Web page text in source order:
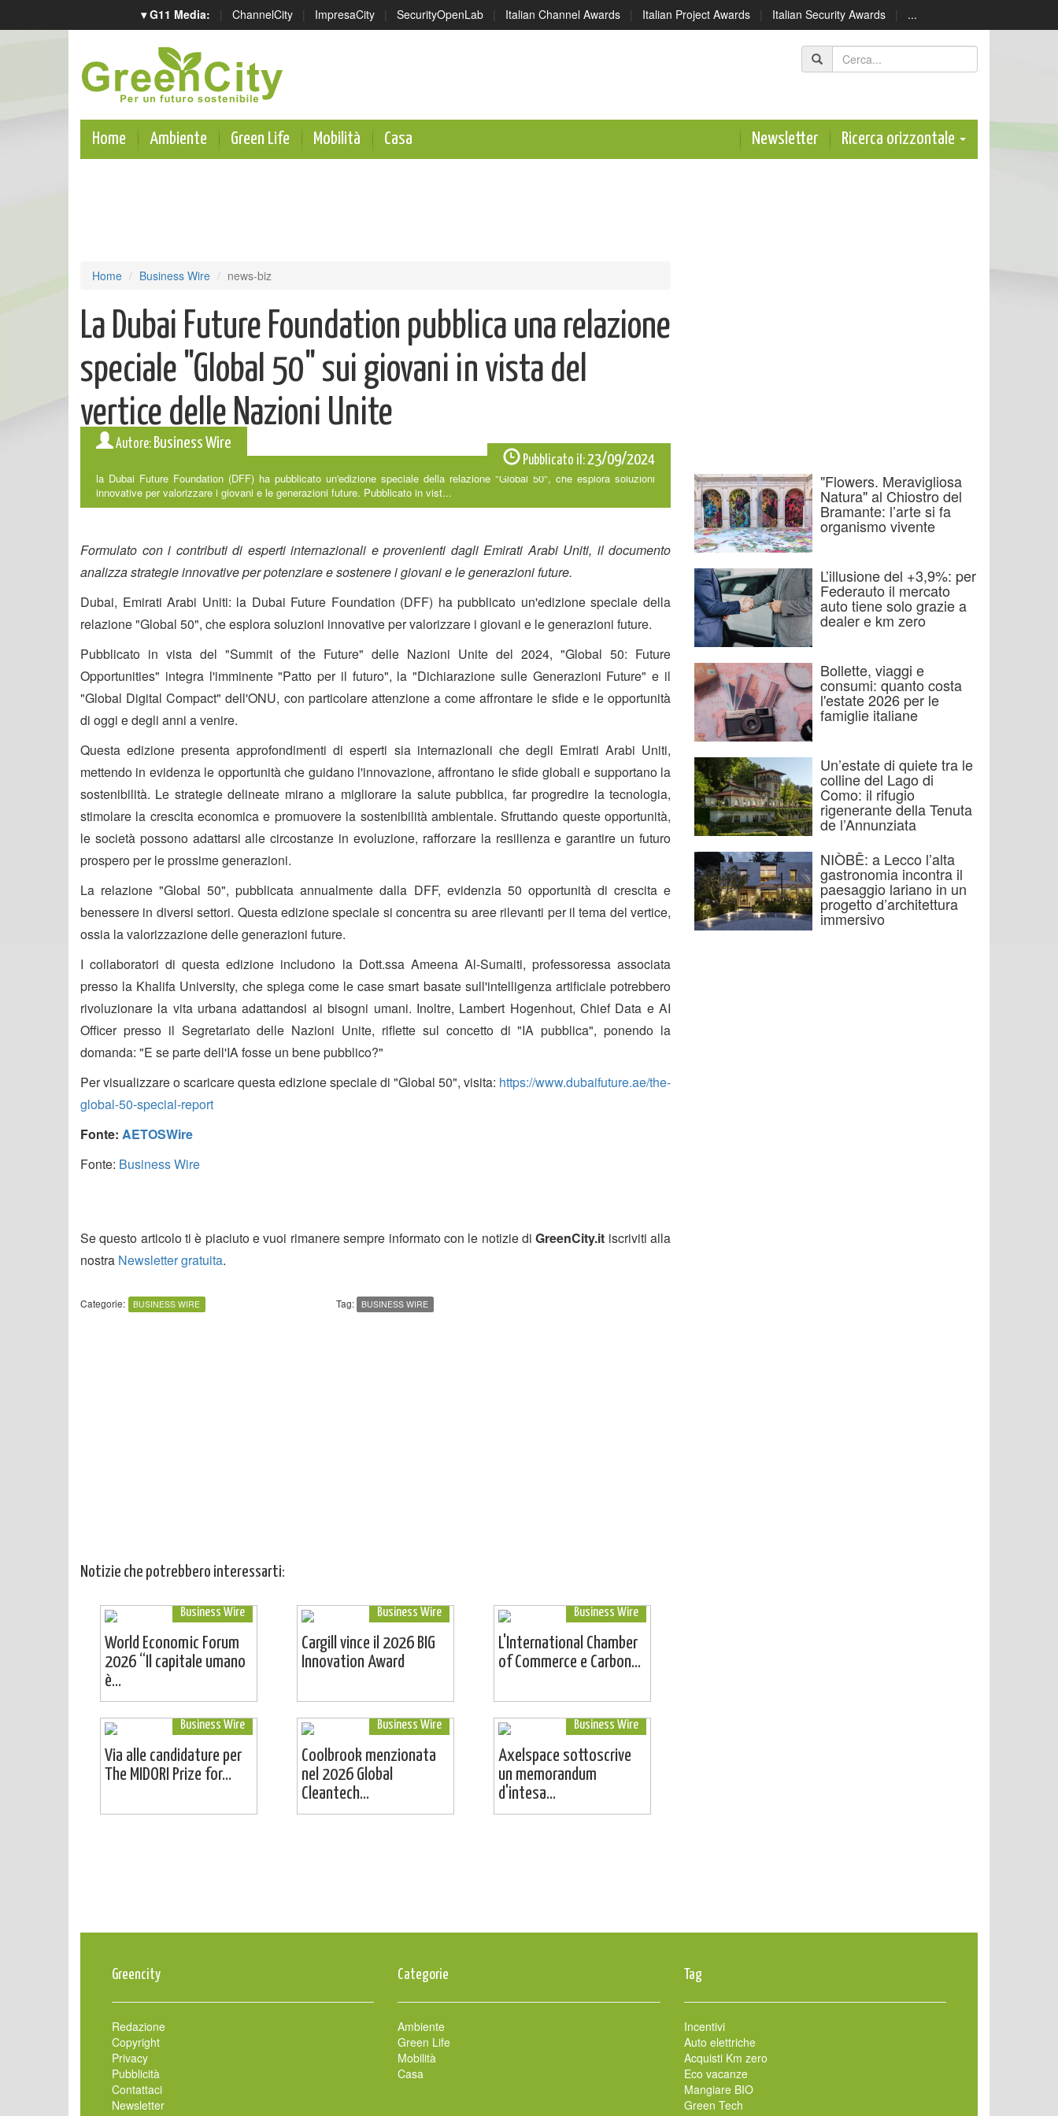
▾ G11 Media: | ChannelCity | ImpresaCity | SecurityOpenLab | Italian Channel Awards | Italian Project Awards | Italian Security Awards | ...
Home Ambiente Green Life Mobilità Casa Newsletter Ricerca orizzontale
Home Business Wire news-biz
La Dubai Future Foundation pubblica una relazione
speciale "Global 50" sui giovani in vista del
vertice delle Nazioni Unite
Pubblicato il:23/09/2024
Autore: Business Wire
la Dubai Future Foundation (DFF) ha pubblicato un'edizione speciale della relazione "Global 50", che esplora soluzioni
innovative per valorizzare i giovani e le generazioni future. Pubblicato in vist...
Formulato con i contributi di esperti internazionali e provenienti dagli Emirati Arabi Uniti, il documento
analizza strategie innovative per potenziare e sostenere i giovani e le generazioni future.
Dubai, Emirati Arabi Uniti: la Dubai Future Foundation (DFF) ha pubblicato un'edizione speciale della
relazione "Global 50", che esplora soluzioni innovative per valorizzare i giovani e le generazioni future.
Pubblicato in vista del "Summit of the Future" delle Nazioni Unite del 2024, "Global 50: Future
Opportunities" integra l'imminente "Patto per il futuro", la "Dichiarazione sulle Generazioni Future" e il
"Global Digital Compact" dell'ONU, con particolare attenzione a come affrontare le sfide e le opportunità
di oggi e degli anni a venire.
Questa edizione presenta approfondimenti di esperti sia internazionali che degli Emirati Arabi Uniti,
mettendo in evidenza le opportunità che guidano l'innovazione, affrontano le sfide globali e supportano la
sostenibilità. Le strategie delineate mirano a migliorare la salute pubblica, far progredire la tecnologia,
stimolare la crescita economica e promuovere la sostenibilità ambientale. Sfruttando queste opportunità,
le società possono adattarsi alle circostanze in evoluzione, rafforzare la resilienza e garantire un futuro
prospero per le prossime generazioni.
La relazione "Global 50", pubblicata annualmente dalla DFF, evidenzia 50 opportunità di crescita e
benessere in diversi settori. Questa edizione speciale si concentra su aree rilevanti per il tema del vertice,
ossia la valorizzazione delle generazioni future.
I collaboratori di questa edizione includono la Dott.ssa Ameena Al-Sumaiti, professoressa associata
presso la Khalifa University, che spiega come le case smart basate sull'intelligenza artificiale potrebbero
rivoluzionare la vita urbana adattandosi ai bisogni umani. Inoltre, Lambert Hogenhout, Chief Data e AI
Officer presso il Segretariato delle Nazioni Unite, riflette sul concetto di "IA pubblica", ponendo la
domanda: "E se parte dell'IA fosse un bene pubblico?"
Per visualizzare o scaricare questa edizione speciale di "Global 50", visita: https://www.dubaifuture.ae/the-
global-50-special-report
Fonte: AETOSWire
Fonte: Business Wire
Se questo articolo ti è piaciuto e vuoi rimanere sempre informato con le notizie diGreenCity.it iscriviti alla
nostra Newsletter gratuita.
Categorie: BUSINESS WIRE Tag: BUSINESS WIRE
Notizie che potrebbero interessarti:
Business Wire
World Economic Forum
2026 “Il capitale umano
è...
Business Wire
Cargill vince il 2026 BIG
Innovation Award
Business Wire
L'International Chamber
of Commerce e Carbon...
Business Wire
Via alle candidature per
The MIDORI Prize for...
Business Wire
Coolbrook menzionata
nel 2026 Global
Cleantech...
Business Wire
Axelspace sottoscrive
un memorandum
d'intesa...
"Flowers. Meravigliosa
Natura" al Chiostro del
Bramante: l’arte si fa
organismo vivente
L’illusione del +3,9%: per
Federauto il mercato
auto tiene solo grazie a
dealer e km zero
Bollette, viaggi e
consumi: quanto costa
l'estate 2026 per le
famiglie italiane
Un’estate di quiete tra le
colline del Lago di
Como: il rifugio
rigenerante della Tenuta
de l’Annunziata
NIÒBĒ: a Lecco l’alta
gastronomia incontra il
paesaggio lariano in un
progetto d’architettura
immersivo
Greencity
Redazione
Copyright
Privacy
Pubblicità
Contattaci
Newsletter
Categorie
Ambiente
Green Life
Mobilità
Casa
Tag
Incentivi
Auto elettriche
Acquisti Km zero
Eco vacanze
Mangiare BIO
Green Tech